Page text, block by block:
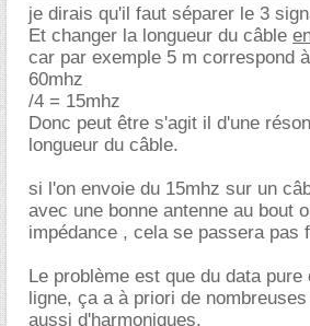
je dirais qu'il faut séparer le 3
Et changer la longueur du câble
car par exemple 5 m correspond
60mhz
/4 = 15mhz
Donc peut être s'agit il d'une
longueur du câble.
si l'on envoie du 15mhz sur un
avec une bonne antenne au bout
impédance , cela se passera pas
Le problème est que du data
ligne, ça a à priori de
aussi d'harmoniques.